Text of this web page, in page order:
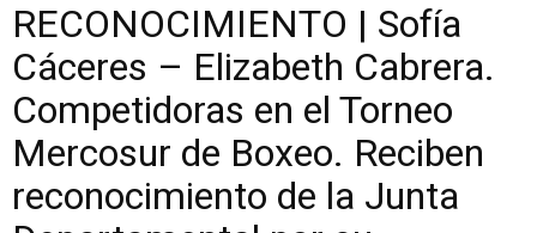
RECONOCIMIENTO | Sofía
Cáceres – Elizabeth Cabrera.
Competidoras en el Torneo
Mercosur de Boxeo. Reciben
reconocimiento de la Junta